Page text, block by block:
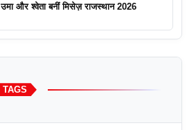
उमा और श्वेता बनीं मिसेज़ राजस्थान 2026
TAGS